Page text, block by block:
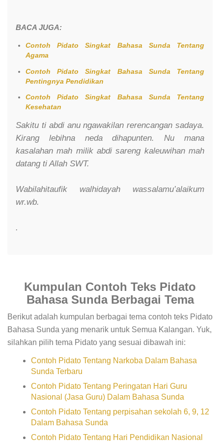
BACA JUGA:
Contoh Pidato Singkat Bahasa Sunda Tentang
Agama
Contoh Pidato Singkat Bahasa Sunda Tentang
Pentingnya Pendidikan
Contoh Pidato Singkat Bahasa Sunda Tentang
Kesehatan
Sakitu ti abdi anu ngawakilan rerencangan sadaya.
Kirang lebihna neda dihapunten. Nu mana
kasalahan mah milik abdi sareng kaleuwihan mah
datang ti Allah SWT.
Wabilahitaufik walhidayah wassalamu’alaikum
wr.wb.
.
Kumpulan Contoh Teks Pidato
Bahasa Sunda Berbagai Tema
Berikut adalah kumpulan berbagai tema contoh teks Pidato
Bahasa Sunda yang menarik untuk Semua Kalangan. Yuk,
silahkan pilih tema Pidato yang sesuai dibawah ini:
Contoh Pidato Tentang Narkoba Dalam Bahasa
Sunda Terbaru
Contoh Pidato Tentang Peringatan Hari Guru
Nasional (Jasa Guru) Dalam Bahasa Sunda
Contoh Pidato Tentang perpisahan sekolah 6, 9, 12
Dalam Bahasa Sunda
Contoh Pidato Tentang Hari Pendidikan Nasional